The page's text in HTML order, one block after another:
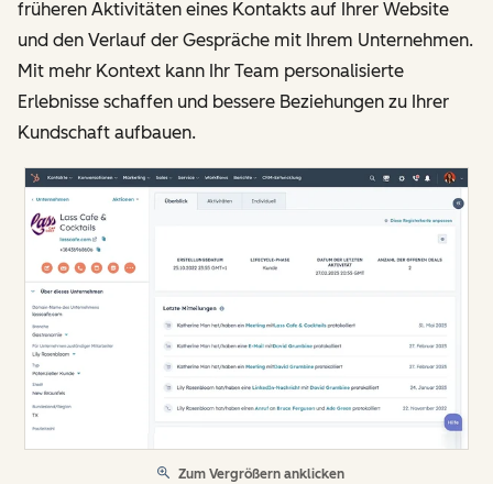
früheren Aktivitäten eines Kontakts auf Ihrer Website
und den Verlauf der Gespräche mit Ihrem Unternehmen.
Mit mehr Kontext kann Ihr Team personalisierte
Erlebnisse schaffen und bessere Beziehungen zu Ihrer
Kundschaft aufbauen.
Zum Vergrößern anklicken